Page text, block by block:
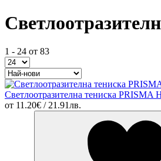
1 - 24 от 83
Светлоотразителна тениска
от 11.20€ / 21.91лв.